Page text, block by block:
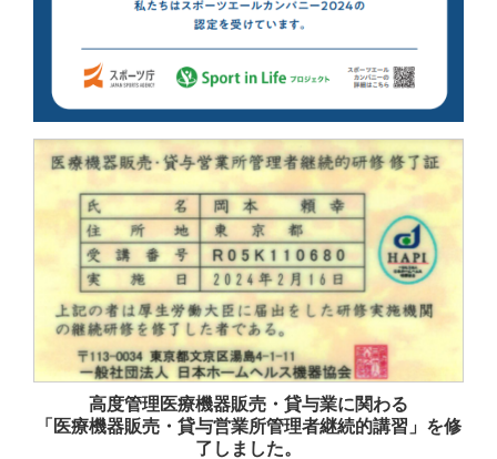
高度管理医療機器販売・貸与業に関わる
「医療機器販売・貸与営業所管理者継続的講習」を修
了しました。